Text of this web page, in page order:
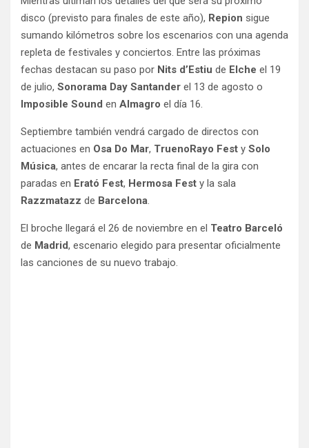
disco (previsto para finales de este año), Repion sigue
sumando kilómetros sobre los escenarios con una agenda
repleta de festivales y conciertos. Entre las próximas
fechas destacan su paso por Nits d’Estiu de Elche el 19
de julio, Sonorama Day Santander el 13 de agosto o
Imposible Sound en Almagro el día 16.
Septiembre también vendrá cargado de directos con
actuaciones en Osa Do Mar, TruenoRayo Fest y Solo
Música, antes de encarar la recta final de la gira con
paradas en Erató Fest, Hermosa Fest y la sala
Razzmatazz de Barcelona.
El broche llegará el 26 de noviembre en el Teatro Barceló
de Madrid, escenario elegido para presentar oficialmente
las canciones de su nuevo trabajo.